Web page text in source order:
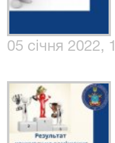
05 січня 2022,